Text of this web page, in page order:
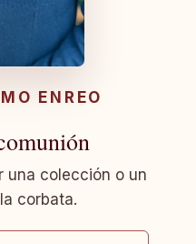
ENREO
una colección o un
corbata.